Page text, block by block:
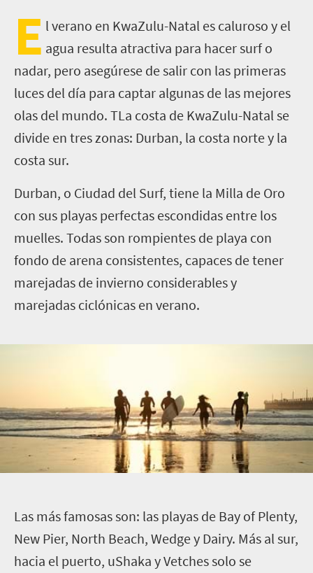
E l verano en KwaZulu-Natal es caluroso y el
agua resulta atractiva para hacer surf o
nadar, pero asegúrese de salir con las primeras
luces del día para captar algunas de las mejores
olas del mundo. TLa costa de KwaZulu-Natal se
divide en tres zonas: Durban, la costa norte y la
costa sur.
Durban, o Ciudad del Surf, tiene la Milla de Oro
con sus playas perfectas escondidas entre los
muelles. Todas son rompientes de playa con
fondo de arena consistentes, capaces de tener
marejadas de invierno considerables y
marejadas ciclónicas en verano.
L as más famosas son: las playas de Bay of Plenty,
New Pier, North Beach, Wedge y Dairy. Más al sur,
hacia el puerto, uShaka y Vetches solo se